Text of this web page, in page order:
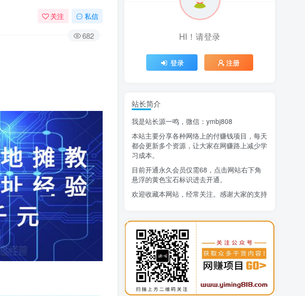
关注 私信
682 HI！请登录
登录 注册
精选项目
1 AI短视频流量变现：APP拉新
2 小红书虚拟电商14天变现训练营
7月万粉技术教程（手动或者配合科技）
4 阿拉丁-小红书虚拟店铺SOP保姆级教程
5 7天学会抖音卖房：从月薪5千到年入百万，新时代房产经纪人必备技能
寻宝之旅课程：搞钱训练营
8 DeepSeek提示词大全
9 AI+逛逛薅免费流，淘宝逛逛短视频带货
10 万三-东南亚跨境tk小店运营课
HI！请登录
登录 注册
站长简介
我是站长源一鸣，微信：ymbj808
本站主要分享各种网络上的付赚钱项目，每天
都会更新多个资源，让大家在网赚路上减少学
习成本。
目前开通永久会员仅需68，点击网站右下角
悬浮的黄色宝石标识进去开通。
欢迎收藏本网站，经常关注。感谢大家的支持
生活也美好了！
心情也舒畅了！
走路也有劲了！